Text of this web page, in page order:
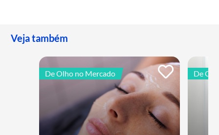
Veja também
De Olho no Mercado De